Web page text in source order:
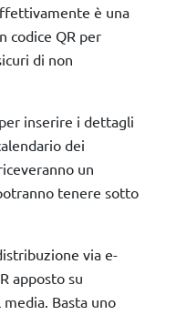
è una
codice QR per
di non
inserire i dettagli
dei
un
tenere sotto
via e-
apposto su
Basta uno